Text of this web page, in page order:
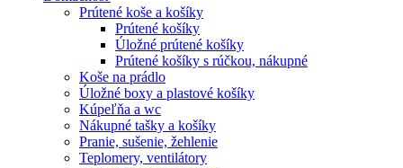
Prútené koše a košíky
Prútené košíky
Úložné prútené košíky
Prútené košíky s rúčkou, nákupné
Koše na prádlo
Úložné boxy a plastové košíky
Kúpeľňa a wc
Nákupné tašky a košíky
Pranie, sušenie, žehlenie
Teplomery, ventilátory